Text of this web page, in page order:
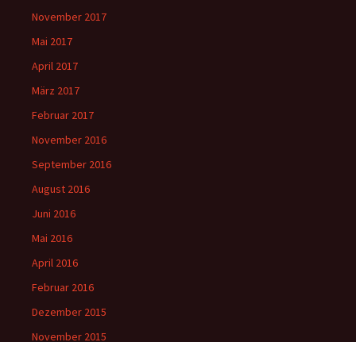
November 2017
Mai 2017
April 2017
März 2017
Februar 2017
November 2016
September 2016
August 2016
Juni 2016
Mai 2016
April 2016
Februar 2016
Dezember 2015
November 2015